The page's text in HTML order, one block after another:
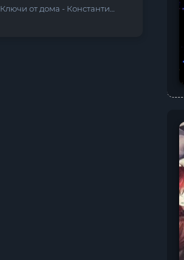
Ключи от дома - Константин Калбазов